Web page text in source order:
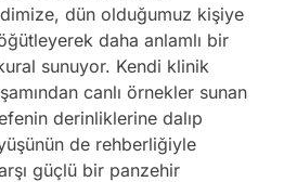
dün olduğumuz kişiye
daha anlamlı bir
sunuyor. Kendi klinik
canlı örnekler sunan
derinliklerine dalıp
de rehberliğiyle
güçlü bir panzehir